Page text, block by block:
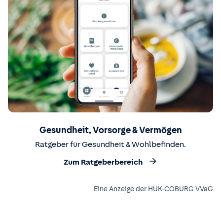
Gesundheit, Vorsorge & Vermögen
Ratgeber für Gesundheit & Wohlbefinden.
Zum Ratgeberbereich
Eine Anzeige der HUK-COBURG VVaG